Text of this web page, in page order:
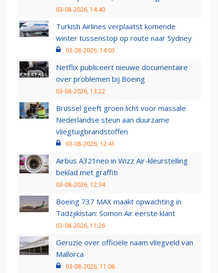
03-08-2026, 14:40
Turkish Airlines verplaatst komende
winter tussenstop op route naar Sydney
03-08-2026, 14:03
Netflix publiceert nieuwe documentaire
over problemen bij Boeing
03-08-2026, 13:22
Brussel geeft groen licht voor massale
Nederlandse steun aan duurzame
vliegtuigbrandstoffen
03-08-2026, 12:41
Airbus A321neo in Wizz Air-kleurstelling
beklad met graffiti
03-08-2026, 12:34
Boeing 737 MAX maakt opwachting in
Tadzjikistan: Somon Air eerste klant
03-08-2026, 11:26
Geruzie over officiële naam vliegveld van
Mallorca
03-08-2026, 11:06